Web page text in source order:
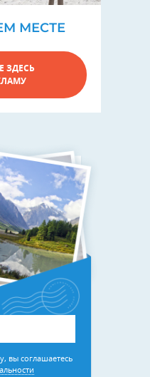
МЕСТЕ
ЗДЕСЬ
вы соглашаетесь